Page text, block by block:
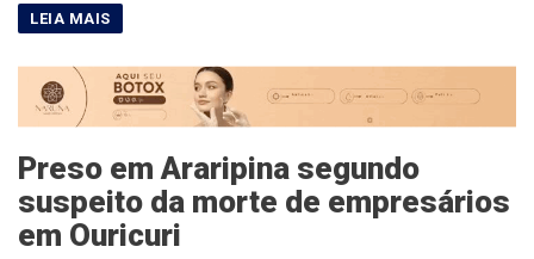
Preso em Araripina segundo
suspeito da morte de empresários
em Ouricuri